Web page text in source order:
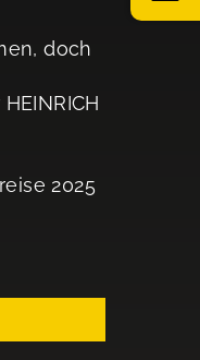
doch
2025